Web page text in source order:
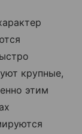
крупные,
этим